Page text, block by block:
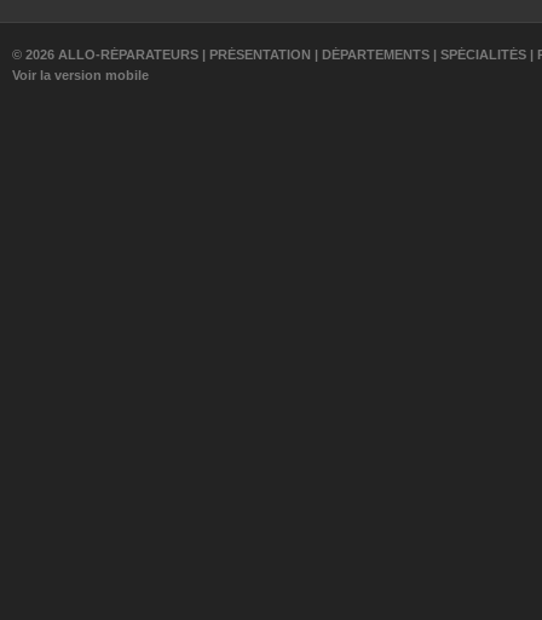
© 2026 ALLO-RÉPARATEURS | PRÉSENTATION | DÉPARTEMENTS | SPÉCIALITÉS |
Voir la version mobile